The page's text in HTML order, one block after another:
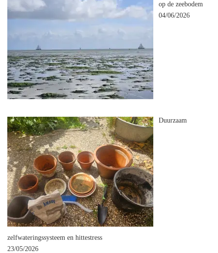
op de zeebodem
04/06/2026
Duurzaam
zelfwateringssysteem en hittestress
23/05/2026